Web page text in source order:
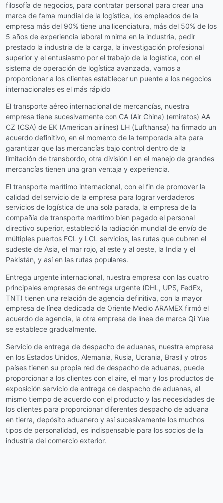
filosofía de negocios, para contratar personal para crear una
marca de fama mundial de la logística, los empleados de la
empresa más del 90% tiene una licenciatura, más del 50% de los
5 años de experiencia laboral mínima en la industria, pedir
prestado la industria de la carga, la investigación profesional
superior y el entusiasmo por el trabajo de la logística, con el
sistema de operación de logística avanzada, vamos a
proporcionar a los clientes establecer un puente a los negocios
internacionales es el más rápido.
El transporte aéreo internacional de mercancías, nuestra
empresa tiene sucesivamente con CA (Air China) (emiratos) AA
CZ (CSA) de EK (American airlines) LH (Lufthansa) ha firmado un
acuerdo definitivo, en el momento de la temporada alta para
garantizar que las mercancías bajo control dentro de la
limitación de transbordo, otra división I en el manejo de grandes
mercancías tienen una gran ventaja y experiencia.
El transporte marítimo internacional, con el fin de promover la
calidad del servicio de la empresa para lograr verdaderos
servicios de logística de una sola parada, la empresa de la
compañía de transporte marítimo bien pagado el personal
directivo superior, estableció la radiación mundial de envío de
múltiples puertos FCL y LCL servicios, las rutas que cubren el
sudeste de Asia, el mar rojo, al este y al oeste, la India y el
Pakistán, y así en las rutas populares.
Entrega urgente internacional, nuestra empresa con las cuatro
principales empresas de entrega urgente (DHL, UPS, FedEx,
TNT) tienen una relación de agencia definitiva, con la mayor
empresa de línea dedicada de Oriente Medio ARAMEX firmó el
acuerdo de agencia, la otra empresa de línea de marca Qi Yue
se establece gradualmente.
Servicio de entrega de despacho de aduanas, nuestra empresa
en los Estados Unidos, Alemania, Rusia, Ucrania, Brasil y otros
países tienen su propia red de despacho de aduanas, puede
proporcionar a los clientes con el aire, el mar y los productos de
exposición servicio de entrega de despacho de aduanas, al
mismo tiempo de acuerdo con el producto y las necesidades de
los clientes para proporcionar diferentes despacho de aduana
en tierra, depósito aduanero y así sucesivamente los muchos
tipos de personalidad, es indispensable para los socios de la
industria del comercio exterior.